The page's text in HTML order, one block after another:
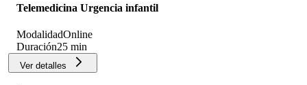
Telemedicina Urgencia infantil
ModalidadOnline
Duración25 min
Ver detalles